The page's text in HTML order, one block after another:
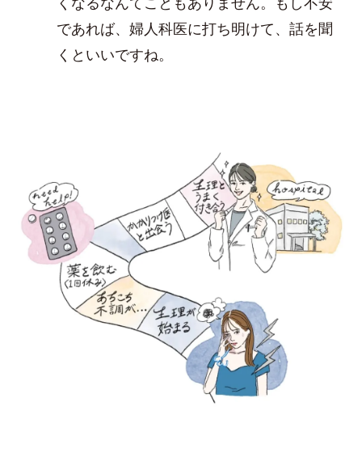
であれば、婦人科医に打ち明けて、話を聞
くといいですね。